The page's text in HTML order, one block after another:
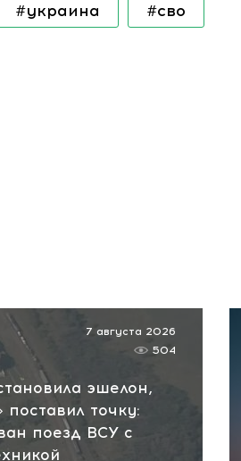
#украина #сво
эшелон,
поставил точку:
поезд ВСУ с
7 августа 2026
504